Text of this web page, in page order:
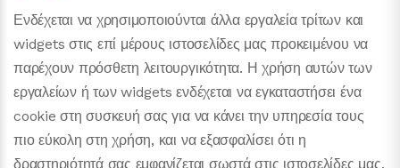
Ενδέχεται να χρησιμοποιούνται άλλα εργαλεία τρίτων και
widgets στις επί μέρους ιστοσελίδες μας προκειμένου να
παρέχουν πρόσθετη λειτουργικότητα. Η χρήση αυτών των
εργαλείων ή των widgets ενδέχεται να εγκαταστήσει ένα
cookie στη συσκευή σας για να κάνει την υπηρεσία τους
πιο εύκολη στη χρήση, και να εξασφαλίσει ότι η
δραστηριότητά σας εμφανίζεται σωστά στις ιστοσελίδες μας.